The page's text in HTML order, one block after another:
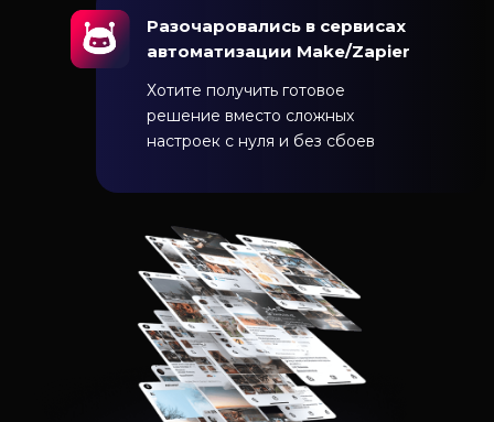
Разочаровались в сервисах
автоматизации Make/Zapier
Хотите получить готовое
решение вместо сложных
настроек с нуля и без сбоев